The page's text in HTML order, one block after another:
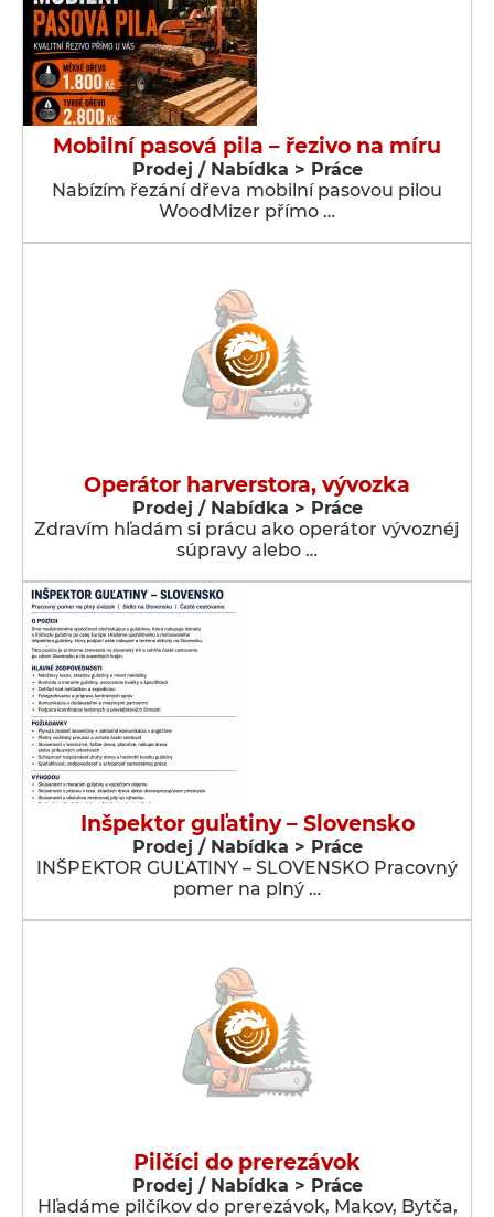
Mobilní pasová pila – řezivo na míru
Prodej / Nabídka > Práce
Nabízím řezání dřeva mobilní pasovou pilou
WoodMizer přímo …
Operátor harverstora, vývozka
Prodej / Nabídka > Práce
Zdravím hľadám si prácu ako operátor vývoznéj
súpravy alebo …
Inšpektor guľatiny – Slovensko
Prodej / Nabídka > Práce
INŠPEKTOR GUĽATINY – SLOVENSKO Pracovný
pomer na plný …
Pilčíci do prerezávok
Prodej / Nabídka > Práce
Hľadáme pilčíkov do prerezávok, Makov, Bytča,